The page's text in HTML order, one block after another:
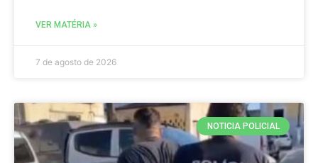
VER MATÉRIA »
7 de agosto de 2026
NOTICIA POLICIAL